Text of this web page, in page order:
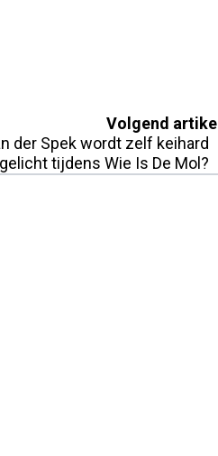
Volgend artikel
der Spek wordt zelf keihard
tijdens Wie Is De Mol?